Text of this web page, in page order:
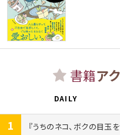
書籍ア
DAILY
1
うちのネコ、ボクの目玉